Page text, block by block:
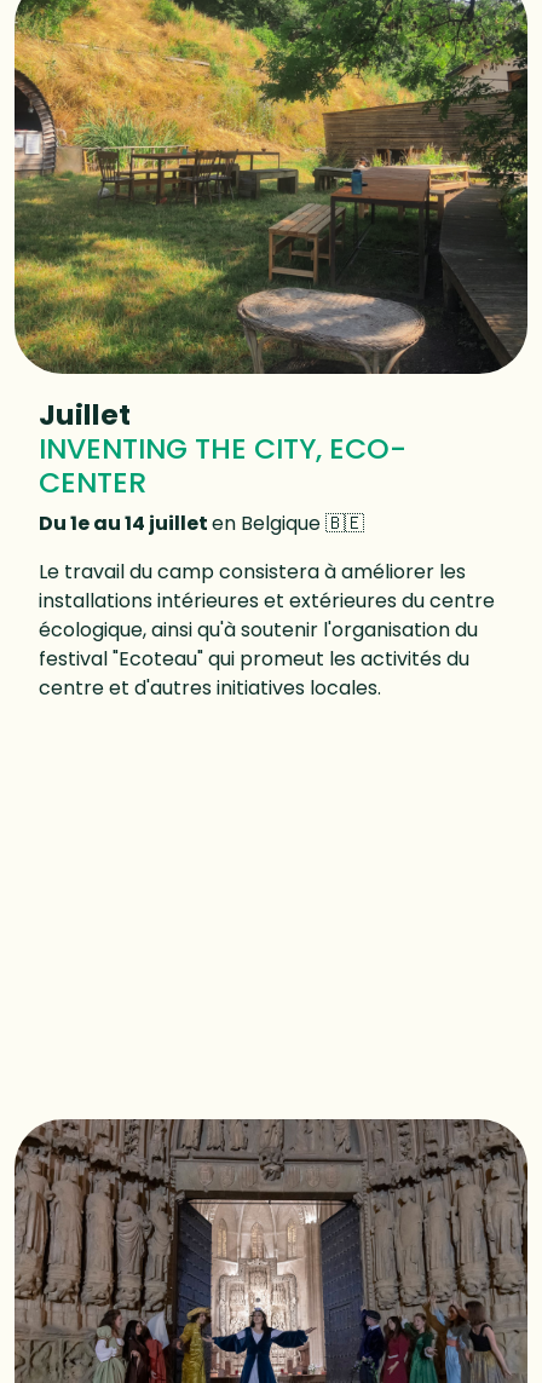
Juillet
INVENTING THE CITY, ECO-
CENTER
Du 1e au 14 juilleten Belgique 🇧🇪
Le travail du camp consistera à améliorer les
installations intérieures et extérieures du centre
écologique, ainsi qu'à soutenir l'organisation du
festival "Ecoteau" qui promeut les activités du
centre et d'autres initiatives locales.